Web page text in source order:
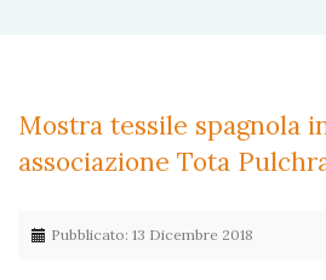
Mostra tessile spagnola
associazione Tota
Pubblicato: 13 Dicembre 2018